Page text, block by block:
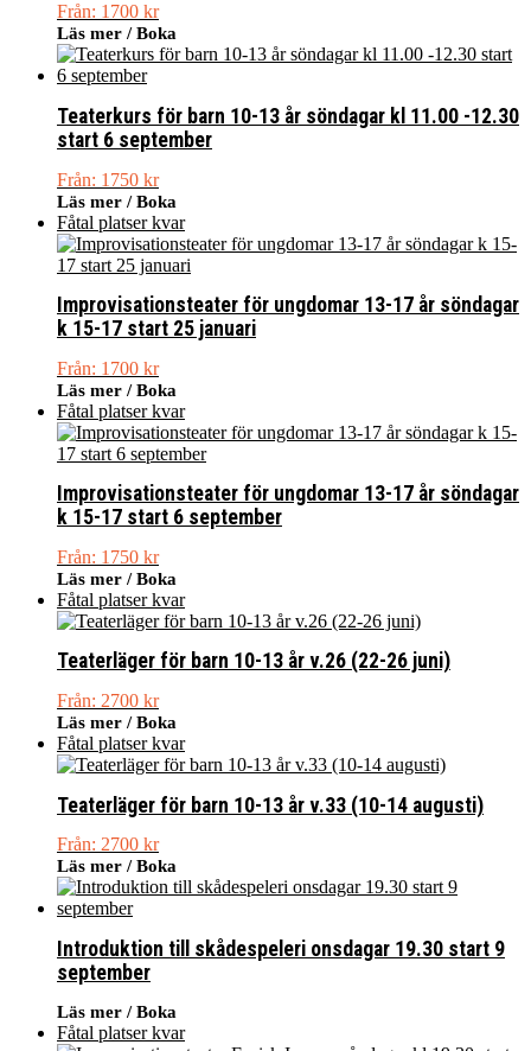
Från: 1700 kr
Läs mer / Boka
Teaterkurs för barn 10-13 år söndagar kl 11.00 -12.30
start 6 september
Från: 1750 kr
Läs mer / Boka
Fåtal platser kvar
Improvisationsteater för ungdomar 13-17 år söndagar
k 15-17 start 25 januari
Från: 1700 kr
Läs mer / Boka
Fåtal platser kvar
Improvisationsteater för ungdomar 13-17 år söndagar
k 15-17 start 6 september
Från: 1750 kr
Läs mer / Boka
Fåtal platser kvar
Teaterläger för barn 10-13 år v.26 (22-26 juni)
Från: 2700 kr
Läs mer / Boka
Fåtal platser kvar
Teaterläger för barn 10-13 år v.33 (10-14 augusti)
Från: 2700 kr
Läs mer / Boka
Introduktion till skådespeleri onsdagar 19.30 start 9
september
Läs mer / Boka
Fåtal platser kvar